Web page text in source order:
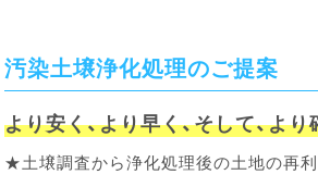
汚染土壌浄化処理のご提案
より安く、より早く、そして、よ
★土壌調査から浄化処理後の土地の再